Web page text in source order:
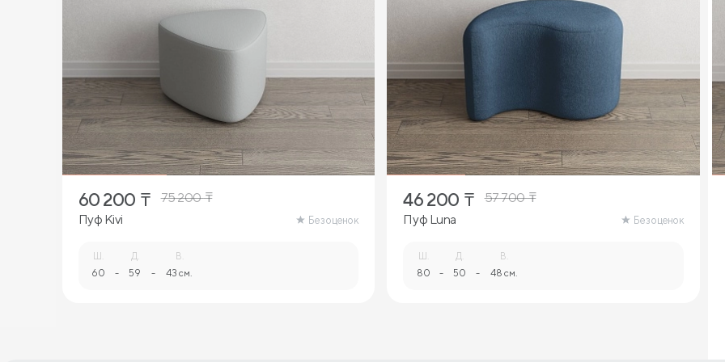
60 200 ₸ 75 200₸
Пуф Kivi
Без оценок
Ш.
60 -
Д.
59 -
В.
43 см.
46 200 ₸ 57 700₸
Пуф Luna
Без оценок
Ш.
80 -
Д.
50 -
В.
48 см.